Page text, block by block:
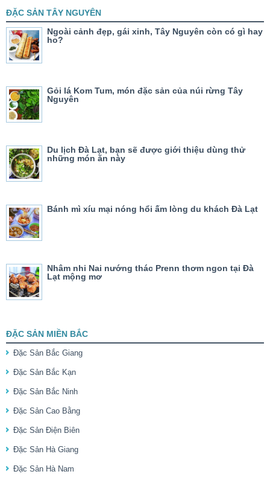
ĐẶC SẢN TÂY NGUYÊN
Ngoài cảnh đẹp, gái xinh, Tây Nguyên còn có gì hay
ho?
Gỏi lá Kom Tum, món đặc sản của núi rừng Tây
Nguyên
Du lịch Đà Lạt, bạn sẽ được giới thiệu dùng thử
những món ăn này
Bánh mì xíu mại nóng hổi ấm lòng du khách Đà Lạt
Nhâm nhi Nai nướng thác Prenn thơm ngon tại Đà
Lạt mộng mơ
ĐẶC SẢN MIỀN BẮC
Đặc Sản Bắc Giang
Đặc Sản Bắc Kạn
Đặc Sản Bắc Ninh
Đặc Sản Cao Bằng
Đặc Sản Điện Biên
Đặc Sản Hà Giang
Đặc Sản Hà Nam